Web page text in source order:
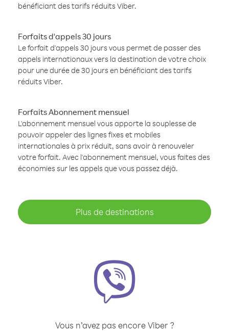
bénéficiant des tarifs réduits Viber.
Forfaits d'appels 30 jours
Le forfait d'appels 30 jours vous permet de passer des
appels internationaux vers la destination de votre choix
pour une durée de 30 jours en bénéficiant des tarifs
réduits Viber.
Forfaits Abonnement mensuel
L'abonnement mensuel vous apporte la souplesse de
pouvoir appeler des lignes fixes et mobiles
internationales à prix réduit, sans avoir à renouveler
votre forfait. Avec l'abonnement mensuel, vous faites des
économies sur les appels que vous passez déjà.
Plus de destinations
Vous n’avez pas encore Viber ?